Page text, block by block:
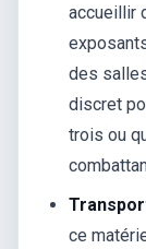
accueillir
des
discret
trois ou
ce